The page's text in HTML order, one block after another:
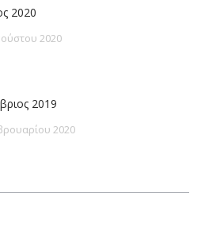
2020
2020
2019
2020